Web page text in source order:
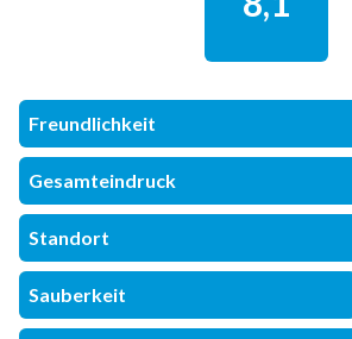
Freundlichkeit
Gesamteindruck
Standort
Sauberkeit